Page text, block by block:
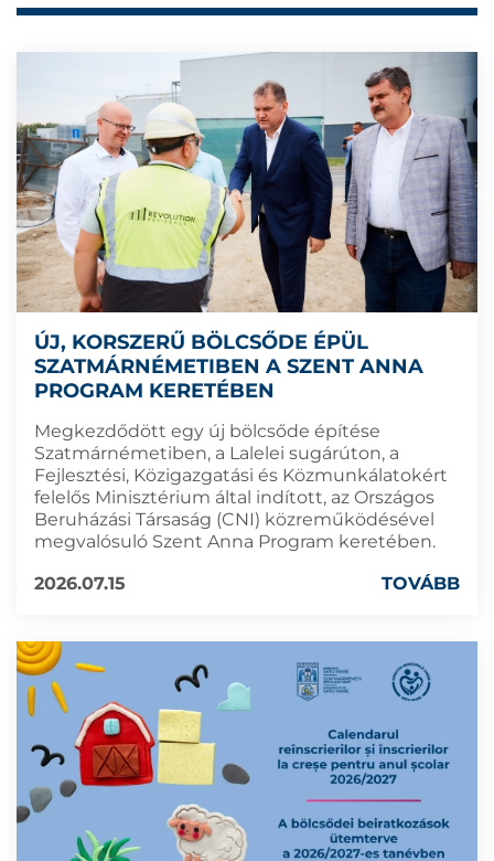
ÚJ, KORSZERŰ BÖLCSŐDE ÉPÜL
SZATMÁRNÉMETIBEN A SZENT ANNA
PROGRAM KERETÉBEN
Megkezdődött egy új bölcsőde építése
Szatmárnémetiben, a Lalelei sugárúton, a
Fejlesztési, Közigazgatási és Közmunkálatokért
felelős Minisztérium által indított, az Országos
Beruházási Társaság (CNI) közreműködésével
megvalósuló Szent Anna Program keretében.
2026.07.15
TOVÁBB